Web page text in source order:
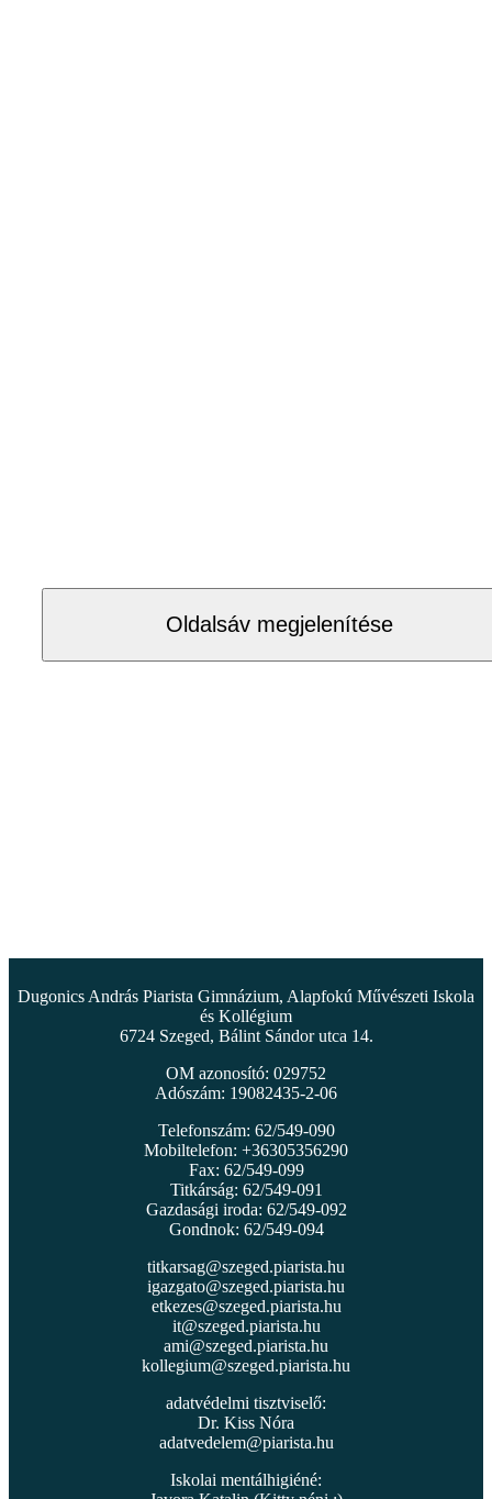
Oldalsáv megjelenítése
Dugonics András Piarista Gimnázium, Alapfokú Művészeti Iskola
és Kollégium
6724 Szeged, Bálint Sándor utca 14.
OM azonosító: 029752
Adószám: 19082435-2-06
Telefonszám: 62/549-090
Mobiltelefon: +36305356290
Fax: 62/549-099
Titkárság: 62/549-091
Gazdasági iroda: 62/549-092
Gondnok: 62/549-094
titkarsag@szeged.piarista.hu
igazgato@szeged.piarista.hu
etkezes@szeged.piarista.hu
it@szeged.piarista.hu
ami@szeged.piarista.hu
kollegium@szeged.piarista.hu
adatvédelmi tisztviselő:
Dr. Kiss Nóra
adatvedelem@piarista.hu
Iskolai mentálhigiéné: